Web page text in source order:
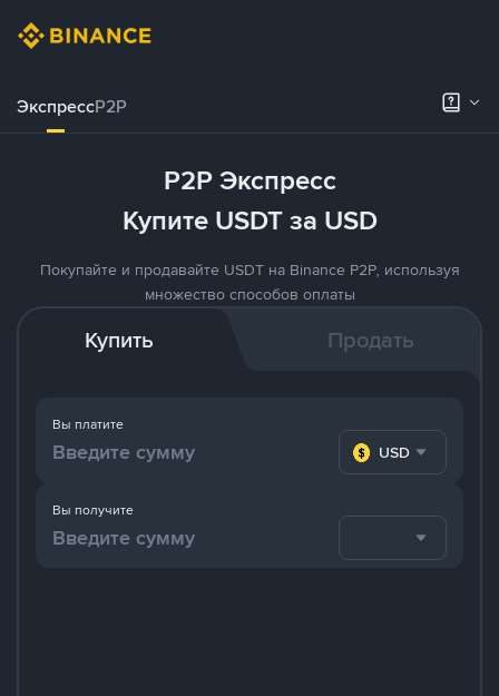
ЭкспрессP2P
P2P Экспресс
Купите USDT за USD
Покупайте и продавайте USDT на Binance P2P, используя
множество способов оплаты
Купить Продать
Вы платите
USD
Вы получите